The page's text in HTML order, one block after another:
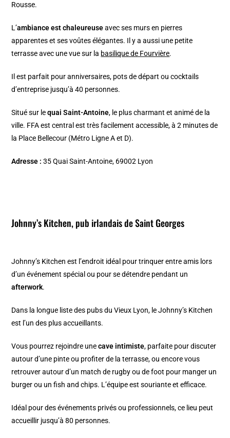
Rousse.
L’ambiance est chaleureuseavec ses murs en pierres
apparentes et ses voûtes élégantes. Il y a aussi une petite
terrasse avec une vue sur la basilique de Fourvière.
Il est parfait pour anniversaires, pots de départ ou cocktails
d’entreprise jusqu’à 40 personnes.
Situé sur lequai Saint-Antoine, le plus charmant et animé de la
ville. FFA est central est très facilement accessible, à 2 minutes de
la Place Bellecour (Métro Ligne A et D).
Adresse :35 Quai Saint-Antoine, 69002 Lyon
Johnny’s Kitchen, pub irlandais de Saint Georges
Johnny’s Kitchen est l’endroit idéal pour trinquer entre amis lors
d’un événement spécial ou pour se détendre pendant un
afterwork.
Dans la longue liste des pubs du Vieux Lyon, le Johnny’s Kitchen
est l’un des plus accueillants.
Vous pourrez rejoindre unecave intimiste, parfaite pour discuter
autour d’une pinte ou profiter de la terrasse, ou encore vous
retrouver autour d’un match de rugby ou de foot pour manger un
burger ou un fish and chips. L’équipe est souriante et efficace.
Idéal pour des événements privés ou professionnels, ce lieu peut
accueillir jusqu’à 80 personnes.